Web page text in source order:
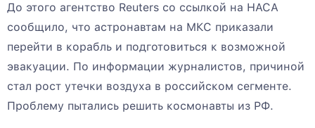
До этого агентство Reuters со ссылкой на НАСА
сообщило, что астронавтам на МКС приказали
перейти в корабль и подготовиться к возможной
эвакуации. По информации журналистов, причиной
стал рост утечки воздуха в российском сегменте.
Проблему пытались решить космонавты из РФ.